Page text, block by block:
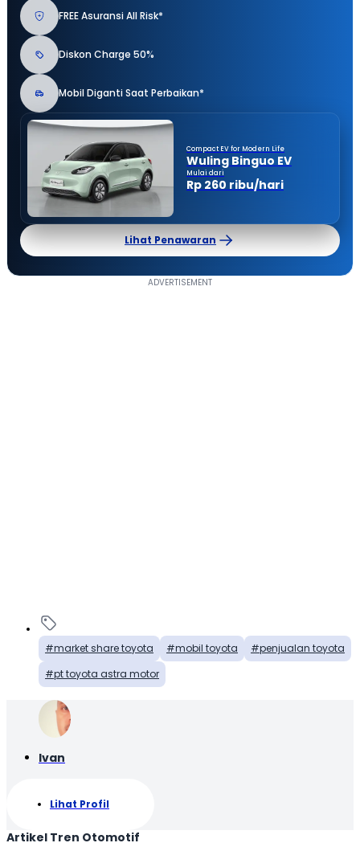
FREE Asuransi All Risk*
Diskon Charge 50%
Mobil Diganti Saat Perbaikan*
Compact EV for Modern Life
Wuling Binguo EV
Mulai dari
Rp 260 ribu/hari
Lihat Penawaran
market share toyota mobil toyota
penjualan toyota
pt toyota astra motor
Ivan
Lihat Profil
Artikel Tren Otomotif